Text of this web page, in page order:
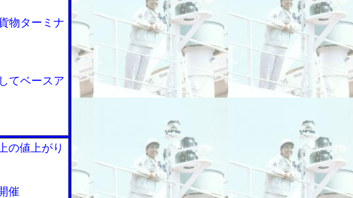
物ターミナ
てベースア
の値上がり
催